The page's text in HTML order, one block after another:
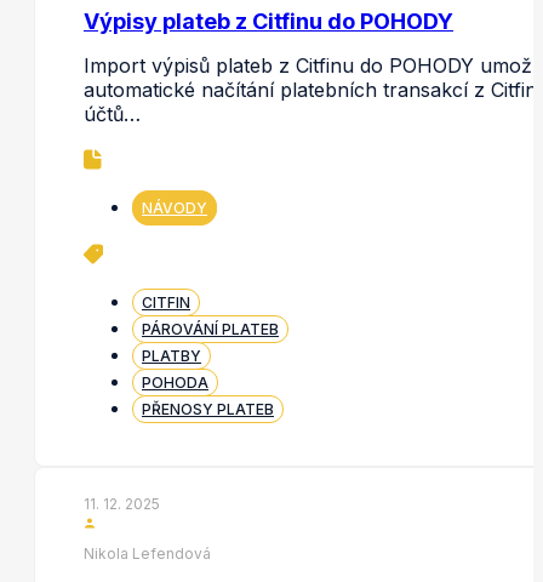
Výpisy plateb z Citfinu do POHODY
Import výpisů plateb z Citfinu do POHODY
automatické načítání platebních transakcí z Citfin
účtů…
NÁVODY
CITFIN
PÁROVÁNÍ PLATEB
PLATBY
POHODA
PŘENOSY PLATEB
11. 12. 2025
Nikola Lefendová